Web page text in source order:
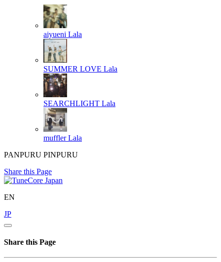
aiyueni Lala
SUMMER LOVE Lala
SEARCHLIGHT Lala
muffler Lala
PANPURU PINPURU
Share this Page
EN
JP
Share this Page